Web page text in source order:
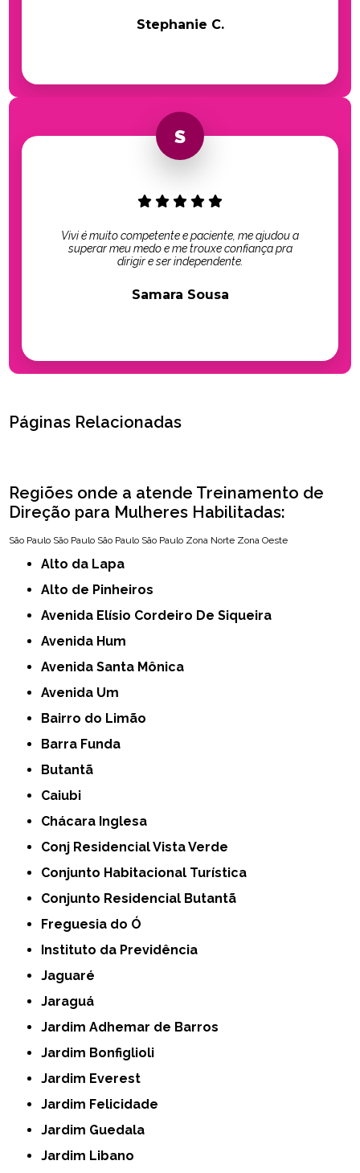
Stephanie C.
Vivi é muito competente e paciente, me ajudou a
superar meu medo e me trouxe confiança pra
dirigir e ser independente.
Samara Sousa
Páginas Relacionadas
Regiões onde a atende Treinamento de
Direção para Mulheres Habilitadas:
São Paulo São Paulo São Paulo São Paulo Zona Norte Zona Oeste
Alto da Lapa
Alto de Pinheiros
Avenida Elísio Cordeiro De Siqueira
Avenida Hum
Avenida Santa Mônica
Avenida Um
Bairro do Limão
Barra Funda
Butantã
Caiubi
Chácara Inglesa
Conj Residencial Vista Verde
Conjunto Habitacional Turística
Conjunto Residencial Butantã
Freguesia do Ó
Instituto da Previdência
Jaguaré
Jaraguá
Jardim Adhemar de Barros
Jardim Bonfiglioli
Jardim Everest
Jardim Felicidade
Jardim Guedala
Jardim Libano